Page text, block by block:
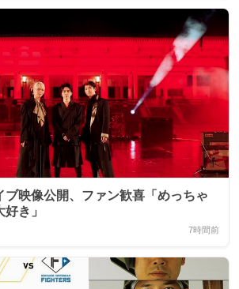
ブ映像公開、ファン歓喜「めっちゃ
き」
7時間前